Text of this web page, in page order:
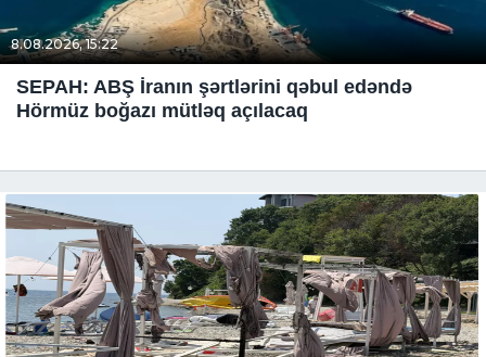
8.08.2026, 15:22
SEPAH: ABŞ İranın şərtlərini qəbul edəndə
Hörmüz boğazı mütləq açılacaq